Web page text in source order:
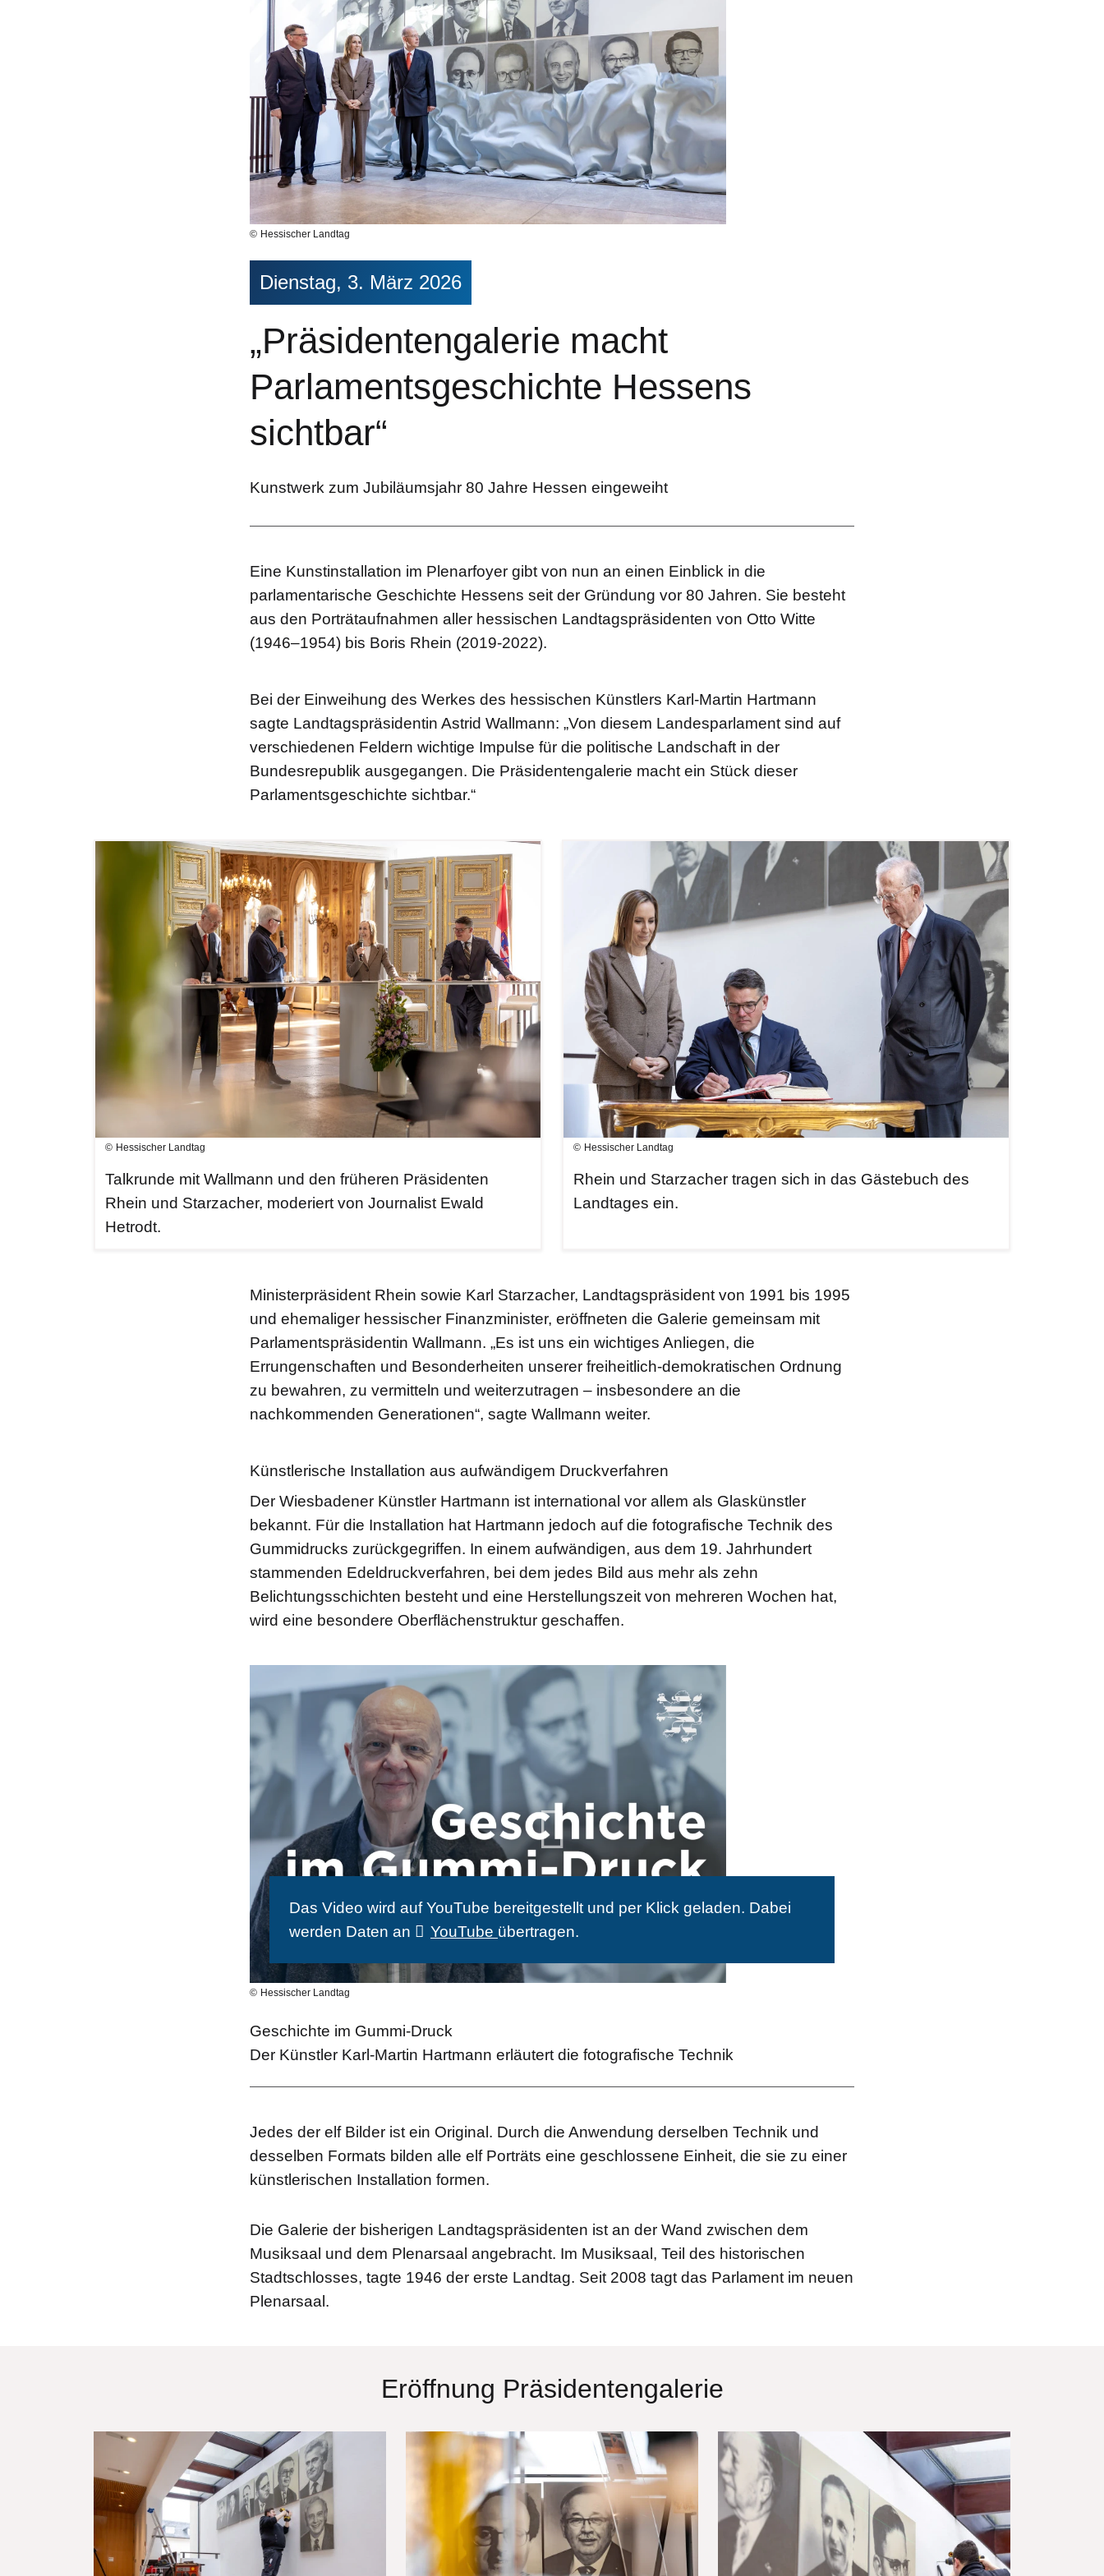
Hessischer Landtag
Dienstag, 3. März 2026
„Präsidentengalerie macht
Parlamentsgeschichte Hessens
sichtbar“
Kunstwerk zum Jubiläumsjahr 80 Jahre Hessen eingeweiht
Eine Kunstinstallation im Plenarfoyer gibt von nun an einen Einblick in die
parlamentarische Geschichte Hessens seit der Gründung vor 80 Jahren. Sie besteht
aus den Porträtaufnahmen aller hessischen Landtagspräsidenten von Otto Witte
(1946–1954) bis Boris Rhein (2019-2022).
Bei der Einweihung des Werkes des hessischen Künstlers Karl-Martin Hartmann
sagte Landtagspräsidentin Astrid Wallmann: „Von diesem Landesparlament sind auf
verschiedenen Feldern wichtige Impulse für die politische Landschaft in der
Bundesrepublik ausgegangen. Die Präsidentengalerie macht ein Stück dieser
Parlamentsgeschichte sichtbar.“
Bilddatei
Hessischer Landtag
Talkrunde mit Wallmann und den früheren Präsidenten
Rhein und Starzacher, moderiert von Journalist Ewald
Hetrodt.
Hessischer Landtag
Rhein und Starzacher tragen sich in das Gästebuch des
Landtages ein.
Ministerpräsident Rhein sowie Karl Starzacher, Landtagspräsident von 1991 bis 1995
und ehemaliger hessischer Finanzminister, eröffneten die Galerie gemeinsam mit
Parlamentspräsidentin Wallmann. „Es ist uns ein wichtiges Anliegen, die
Errungenschaften und Besonderheiten unserer freiheitlich-demokratischen Ordnung
zu bewahren, zu vermitteln und weiterzutragen – insbesondere an die
nachkommenden Generationen“, sagte Wallmann weiter.
Künstlerische Installation aus aufwändigem Druckverfahren
Der Wiesbadener Künstler Hartmann ist international vor allem als Glaskünstler
bekannt. Für die Installation hat Hartmann jedoch auf die fotografische Technik des
Gummidrucks zurückgegriffen. In einem aufwändigen, aus dem 19. Jahrhundert
stammenden Edeldruckverfahren, bei dem jedes Bild aus mehr als zehn
Belichtungsschichten besteht und eine Herstellungszeit von mehreren Wochen hat,
wird eine besondere Oberflächenstruktur geschaffen.
Das Video wird auf YouTube bereit­gestellt und per Klick ge­laden. Dabei
werden Daten an
YouTube über­tragen.
Hessischer Landtag
Geschichte im Gummi-Druck
Der Künstler Karl-Martin Hartmann erläutert die fotografische Technik
Jedes der elf Bilder ist ein Original. Durch die Anwendung derselben Technik und
desselben Formats bilden alle elf Porträts eine geschlossene Einheit, die sie zu einer
künstlerischen Installation formen.
Die Galerie der bisherigen Landtagspräsidenten ist an der Wand zwischen dem
Musiksaal und dem Plenarsaal angebracht. Im Musiksaal, Teil des historischen
Stadtschlosses, tagte 1946 der erste Landtag. Seit 2008 tagt das Parlament im neuen
Plenarsaal.
Eröffnung Präsidentengalerie
Bilddatei Bilddatei Bilddatei